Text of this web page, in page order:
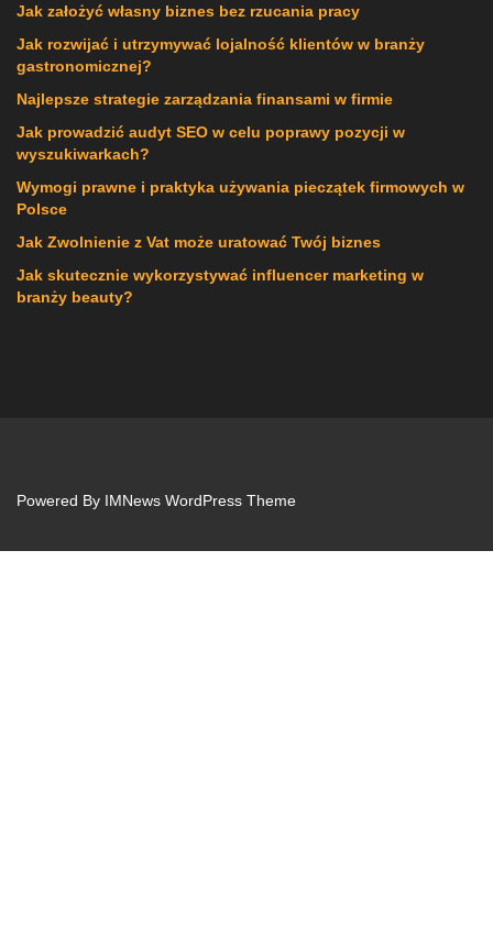
Jak założyć własny biznes bez rzucania pracy
Jak rozwijać i utrzymywać lojalność klientów w branży
gastronomicznej?
Najlepsze strategie zarządzania finansami w firmie
Jak prowadzić audyt SEO w celu poprawy pozycji w
wyszukiwarkach?
Wymogi prawne i praktyka używania pieczątek firmowych w
Polsce
Jak Zwolnienie z Vat może uratować Twój biznes
Jak skutecznie wykorzystywać influencer marketing w
branży beauty?
Powered By IMNews WordPress Theme